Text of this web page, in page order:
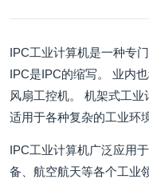
IPC工业计算机是一种专
IPC是IPC的缩写。 业内
风扇工控机。 机架式工业
适用于各种复杂的工业环境
IPC工业计算机广泛应用
备、航空航天等各个工业